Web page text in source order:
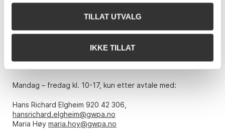
TILLAT UTVALG
IKKE TILLAT
0151 Oslo
E-post:post@gwpa.no
Åpningstider
Mandag – fredag kl. 10-17, kun etter avtale med:
Hans Richard Elgheim 920 42 306,
hansrichard.elgheim@gwpa.no
Maria Høy maria.hoy@gwpa.no